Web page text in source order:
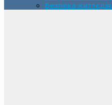
Безпека